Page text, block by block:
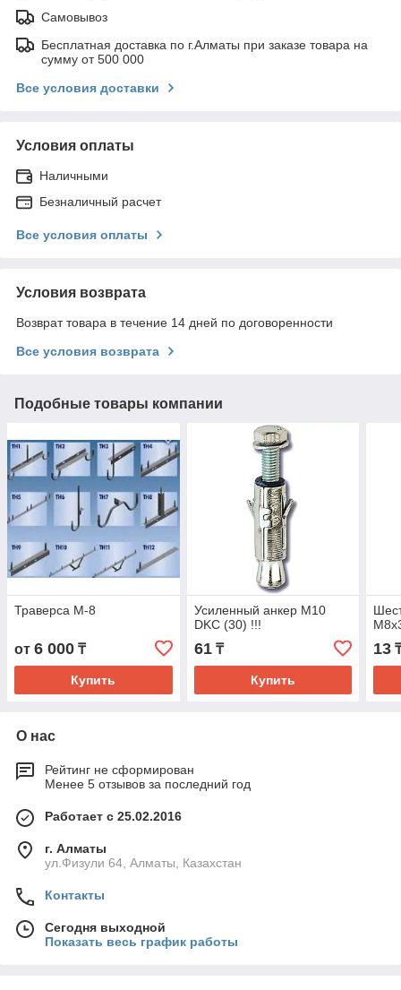
Самовывоз
Бесплатная доставка по г.Алматы при заказе товара на
сумму от 500 000
Все условия доставки
Условия оплаты
Наличными
Безналичный расчет
Все условия оплаты
Условия возврата
Возврат товара в течение 14 дней по договоренности
Все условия возврата
Подобные товары компании
Траверса М-8
от 6 000 ₸
Купить
Усиленный анкер М10
DKC (30) !!!
61₸
Купить
13
О нас
Рейтинг не сформирован
Менее 5 отзывов за последний год
Работает с 25.02.2016
г. Алматы
ул.Физули 64, Алматы, Казахстан
Контакты
Сегодня выходной
Показать весь график работы